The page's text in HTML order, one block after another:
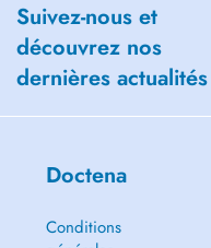
Suivez-nous et
découvrez nos
dernières actualités
Doctena
Conditions